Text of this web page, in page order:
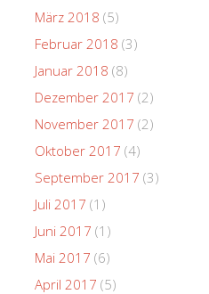
März 2018 (5)
Februar 2018 (3)
Januar 2018 (8)
Dezember 2017 (2)
November 2017 (2)
Oktober 2017 (4)
September 2017 (3)
Juli 2017 (1)
Juni 2017 (1)
Mai 2017 (6)
April 2017 (5)